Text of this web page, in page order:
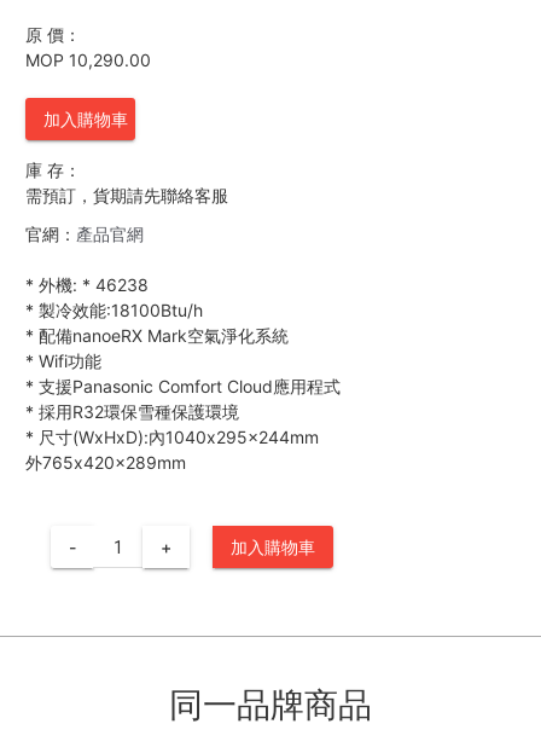
原 價：
MOP 10,290.00
加入購物車
庫 存：
需預訂，貨期請先聯絡客服
官網： 產品官網
* 外機: * 46238
* 製冷效能:18100Btu/h
* 配備nanoeRX Mark空氣淨化系統
* Wifi功能
* 支援Panasonic Comfort Cloud應用程式
* 採用R32環保雪種保護環境
* 尺寸(WxHxD):內1040x295x244mm
外765x420x289mm
- + 加入購物車
同一品牌商品